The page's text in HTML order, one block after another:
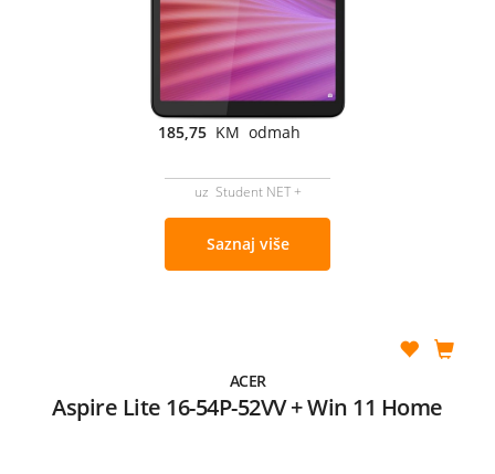
185,75 KM odmah
uz Student NET +
Saznaj više
ACER
Aspire Lite 16-54P-52VV + Win 11 Home